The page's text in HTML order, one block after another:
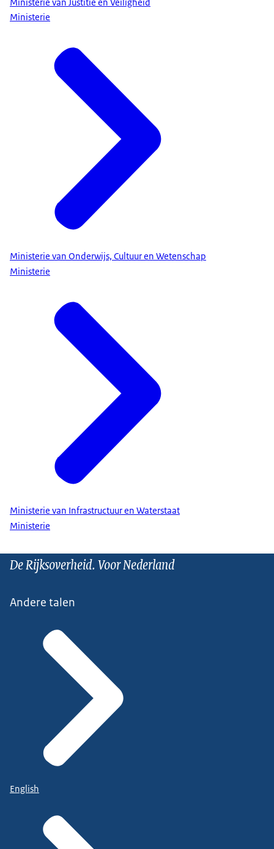
Ministerie
Ministerie van Onderwijs, Cultuur en Wetenschap
Ministerie
Ministerie van Infrastructuur en Waterstaat
Ministerie
De Rijksoverheid. Voor Nederland
Andere talen
English